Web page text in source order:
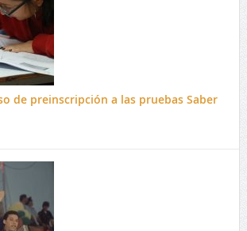
de preinscripción a las pruebas Saber